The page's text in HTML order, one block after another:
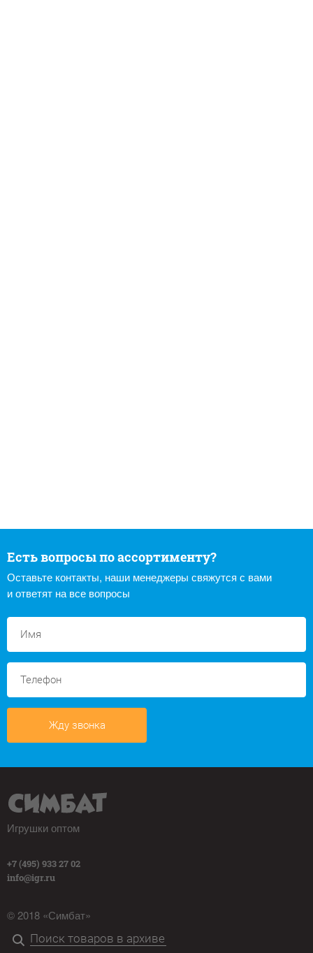
Есть вопросы по ассортименту?
Оставьте контакты, наши менеджеры свяжутся с вами
и ответят на все вопросы
Жду звонка
Игрушки оптом
+7 (495) 933 27 02
info@igr.ru
© 2018 «Симбат»